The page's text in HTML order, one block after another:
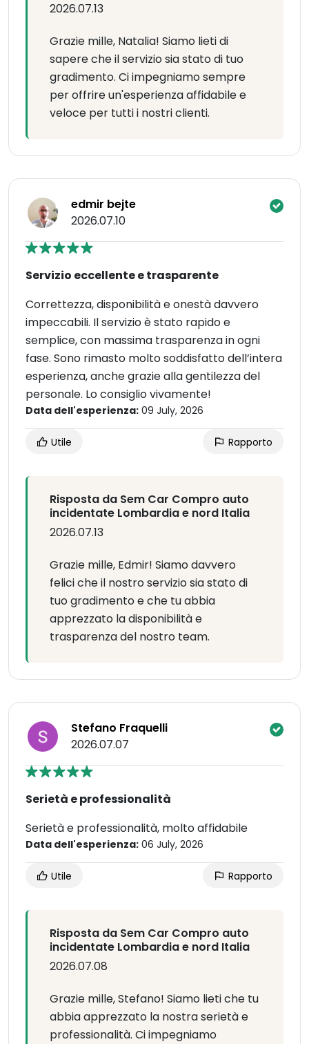
2026.07.13
Grazie mille, Natalia! Siamo lieti di
sapere che il servizio sia stato di tuo
gradimento. Ci impegniamo sempre
per offrire un'esperienza affidabile e
veloce per tutti i nostri clienti.
edmir bejte
2026.07.10
Servizio eccellente e trasparente
Correttezza, disponibilità e onestà davvero
impeccabili. Il servizio è stato rapido e
semplice, con massima trasparenza in ogni
fase. Sono rimasto molto soddisfatto dell’intera
esperienza, anche grazie alla gentilezza del
personale. Lo consiglio vivamente!
Data dell'esperienza: 09 July, 2026
Utile Rapporto
Risposta da Sem Car Compro auto
incidentate Lombardia e nord Italia
2026.07.13
Grazie mille, Edmir! Siamo davvero
felici che il nostro servizio sia stato di
tuo gradimento e che tu abbia
apprezzato la disponibilità e
trasparenza del nostro team.
Stefano Fraquelli
2026.07.07
Serietà e professionalità
Serietà e professionalità, molto affidabile
Data dell'esperienza: 06 July, 2026
Utile Rapporto
Risposta da Sem Car Compro auto
incidentate Lombardia e nord Italia
2026.07.08
Grazie mille, Stefano! Siamo lieti che tu
abbia apprezzato la nostra serietà e
professionalità. Ci impegniamo